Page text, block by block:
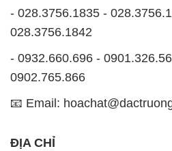
- 028.3756.1835 -
028.3756.1842
- 0932.660.696 -
0902.765.866
📧 Email:
ĐỊA CHỈ